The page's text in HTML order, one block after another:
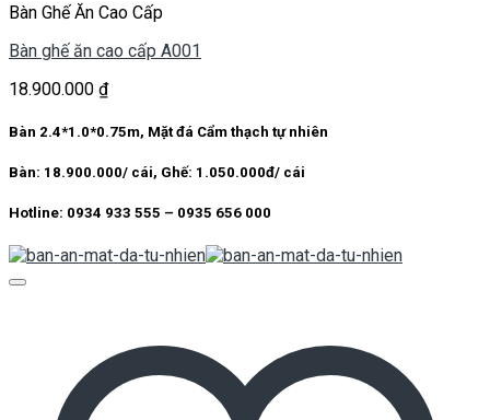
Bàn Ghế Ăn Cao Cấp
Bàn ghế ăn cao cấp A001
18.900.000 ₫
Bàn 2.4*1.0*0.75m, Mặt đá Cẩm thạch tự nhiên
Bàn: 18.900.000/ cái, Ghế: 1.050.000đ/ cái
Hotline: 0934 933 555 – 0935 656 000